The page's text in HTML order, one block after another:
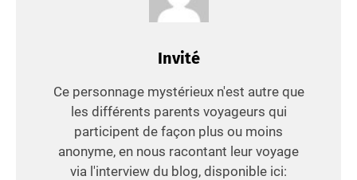
Invité
Ce personnage mystérieux n'est autre que
les différents parents voyageurs qui
participent de façon plus ou moins
anonyme, en nous racontant leur voyage
via l'interview du blog, disponible ici: